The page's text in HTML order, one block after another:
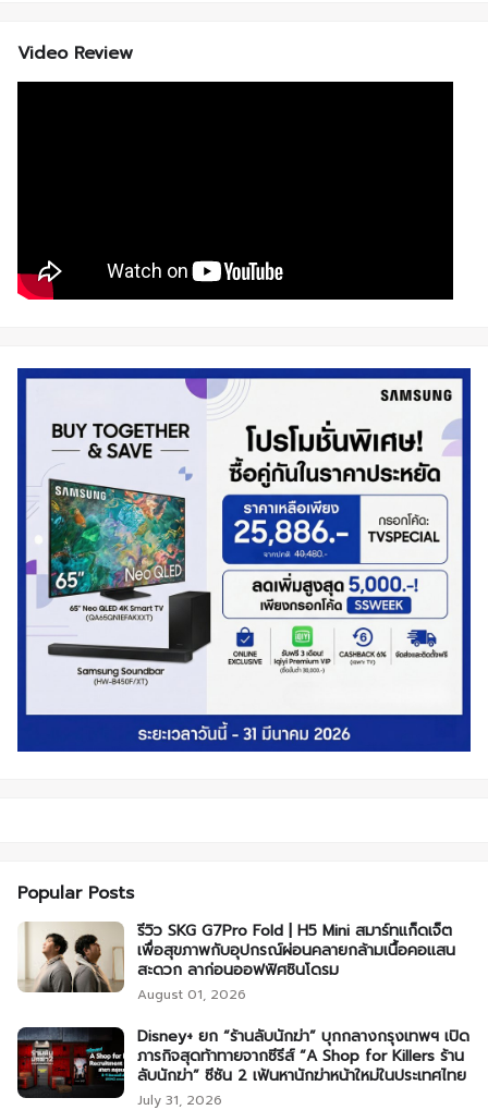
Video Review
Popular Posts
รีวิว SKG G7Pro Fold | H5 Mini สมาร์ทแก็ดเจ็ต
เพื่อสุขภาพกับอุปกรณ์ผ่อนคลายกล้ามเนื้อคอแสน
สะดวก ลาก่อนออฟฟิศซินโดรม
August 01, 2026
Disney+ ยก “ร้านลับนักฆ่า” บุกกลางกรุงเทพฯ เปิด
ภารกิจสุดท้าทายจากซีรีส์ “A Shop for Killers ร้าน
ลับนักฆ่า” ซีซัน 2 เฟ้นหานักฆ่าหน้าใหม่ในประเทศไทย
July 31, 2026